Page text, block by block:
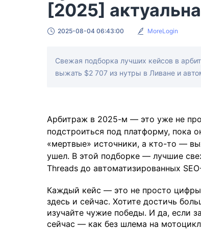
[2025]
2025-08-04 06:43:00 MoreLogin
Свежая подборка лучших кейсов в
выжать $2 707 из нутры в Ливане и
Арбитраж в 2025-м — это уже не
подстроиться под платформу, пока
«мертвые» источники, а кто-то —
ушел. В этой подборке — лучшие
Threads до автоматизированных
Каждый кейс — это не просто
здесь и сейчас. Хотите достичь
изучайте чужие победы. И да, если
сейчас — как без шлема на